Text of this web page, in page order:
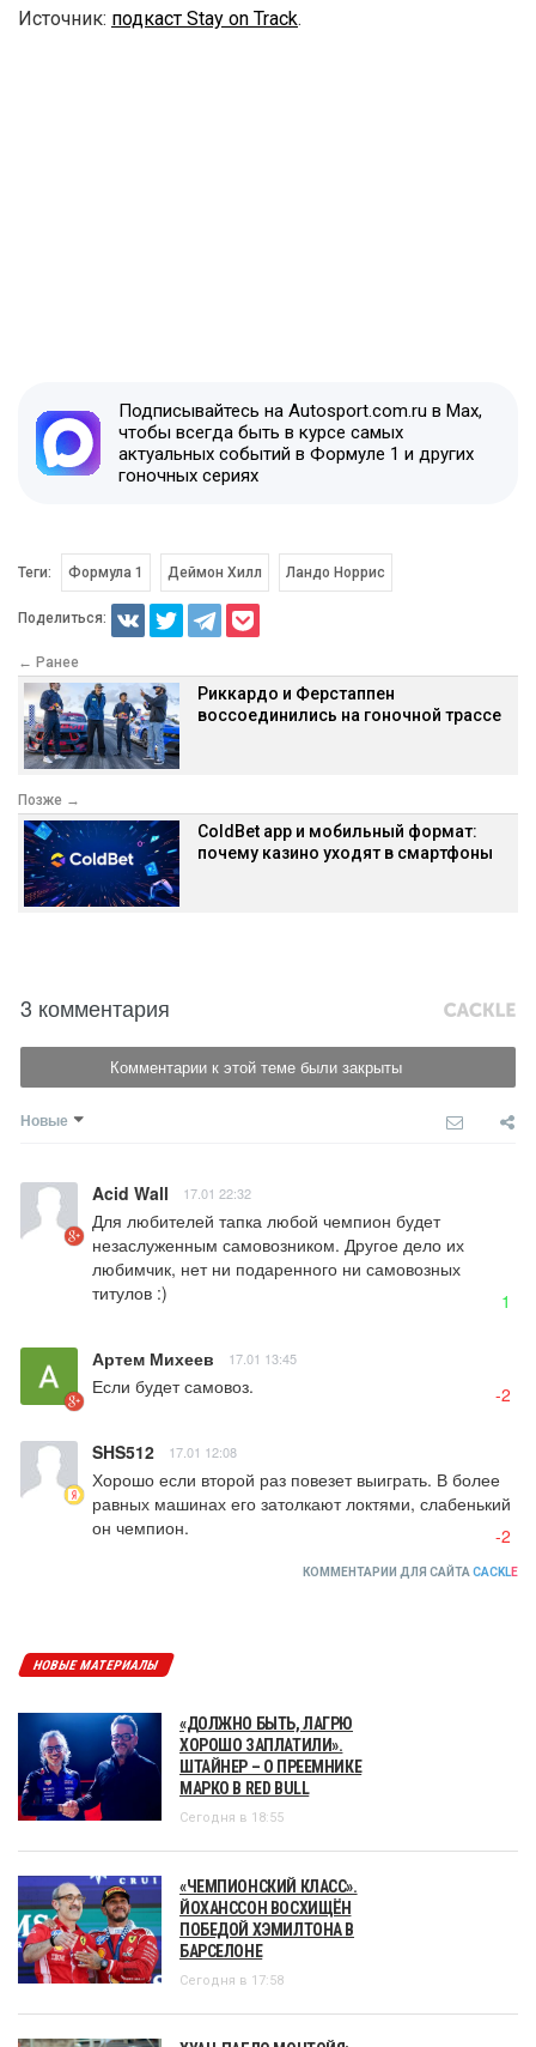
Источник: подкаст Stay on Track.
Подписывайтесь на Autosport.com.ru в Max,
чтобы всегда быть в курсе самых
актуальных событий в Формуле 1 и других
гоночных сериях
Теги: Формула 1 Деймон Хилл Ландо Норрис
Поделиться:
← Ранее
Риккардо и Ферстаппен
воссоединились на гоночной трассе
Позже →
ColdBet app и мобильный формат:
почему казино уходят в смартфоны
3 комментария
Комментарии к этой теме были закрыты
Новые
Acid Wall 17.01 22:32
Для любителей тапка любой чемпион будет
незаслуженным самовозником. Другое дело их
любимчик, нет ни подаренного ни самовозных
титулов :)
1
Артем Михеев 17.01 13:45
Если будет самовоз. -2
SHS512 17.01 12:08
Хорошо если второй раз повезет выиграть. В более
равных машинах его затолкают локтями, слабенький
он чемпион.
-2
КОММЕНТАРИИ ДЛЯ САЙТА CACKLE
НОВЫЕ МАТЕРИАЛЫ
«ДОЛЖНО БЫТЬ, ЛАГРЮ
ХОРОШО ЗАПЛАТИЛИ».
ШТАЙНЕР – О ПРЕЕМНИКЕ
МАРКО В RED BULL
Сегодня в 18:55
«ЧЕМПИОНСКИЙ КЛАСС».
ЙОХАНССОН ВОСХИЩЁН
ПОБЕДОЙ ХЭМИЛТОНА В
БАРСЕЛОНЕ
Сегодня в 17:58